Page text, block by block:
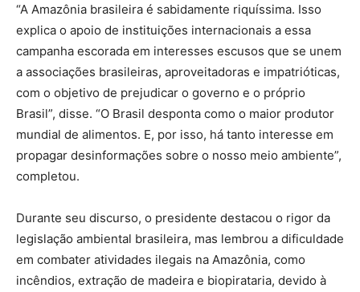
“A Amazônia brasileira é sabidamente riquíssima. Isso
explica o apoio de instituições internacionais a essa
campanha escorada em interesses escusos que se unem
a associações brasileiras, aproveitadoras e impatrióticas,
com o objetivo de prejudicar o governo e o próprio
Brasil”, disse. “O Brasil desponta como o maior produtor
mundial de alimentos. E, por isso, há tanto interesse em
propagar desinformações sobre o nosso meio ambiente”,
completou.
Durante seu discurso, o presidente destacou o rigor da
legislação ambiental brasileira, mas lembrou a dificuldade
em combater atividades ilegais na Amazônia, como
incêndios, extração de madeira e biopirataria, devido à